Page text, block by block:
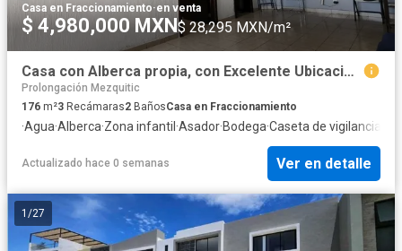
Casa en Fraccionamiento·en venta
$ 4,980,000 MXN$ 28,295 MXN/m²
Casa con Alberca propia, con Excelente Ubicación (Dentro de Coto) a 1 min. de Periférico
Prolongación Mezquitic
176 m²3 Recámaras2 BañosCasa en Fraccionamiento
·Agua·Alberca·Zona infantil ·Asador·Bodega·Caseta de vigilancia
Actualizado hace 0 semanas Ver en detalle
1 /27